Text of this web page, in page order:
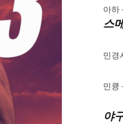
아하
스
민경
민큥
야